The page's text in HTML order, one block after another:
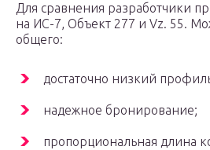
Для сравнения разработчики
на ИС-7, Объект 277 и Vz. 55.
общего:
достаточно низкий
надежное бронирование;
пропорциональная длина